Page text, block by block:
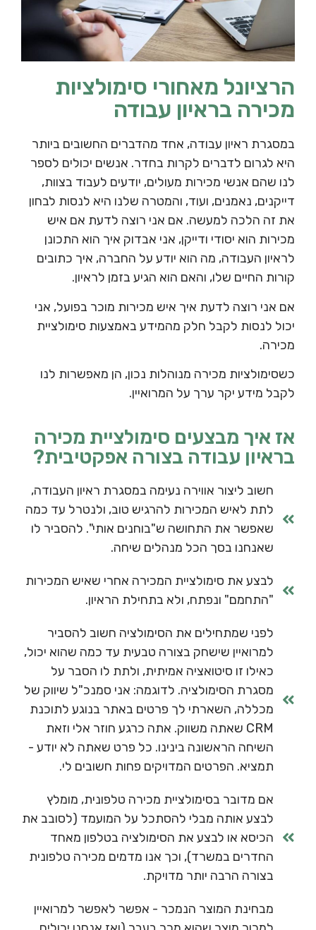
הרציונל מאחורי סימולציות
מכירה בראיון עבודה
במסגרת ראיון עבודה, אחד מהדברים החשובים ביותר
היא לגרום לדברים לקרות בחדר. אנשים יכולים לספר
לנו שהם אנשי מכירות מעולים, יודעים לעבוד בצוות,
דייקנים, נאמנים, ועוד, והמטרה שלנו היא לנסות לבחון
את זה הלכה למעשה. אם אני רוצה לדעת אם איש
מכירות הוא יסודי ודייקן, אני אבדוק איך הוא התכונן
לראיון העבודה, מה הוא יודע על החברה, איך כתובים
קורות החיים שלו, והאם הוא הגיע בזמן לראיון.
אם אני רוצה לדעת איך איש מכירות מוכר בפועל, אני
יכול לנסות לקבל חלק מהמידע באמצעות סימולציית
מכירה.
כשסימולציות מכירה מנוהלות נכון, הן מאפשרות לנו
לקבל מידע יקר ערך על המרואיין.
אז איך מבצעים סימולציית מכירה
בראיון עבודה בצורה אפקטיבית?
חשוב ליצור אווירה נעימה במסגרת ראיון העבודה,
לתת לאיש המכירות להרגיש טוב, ולנטרל עד כמה
שאפשר את התחושה ש"בוחנים אותי". להסביר לו
שאנחנו בסך הכל מנהלים שיחה.
לבצע את סימולציית המכירה אחרי שאיש המכירות
"התחמם" ונפתח, ולא בתחילת הראיון.
לפני שמתחילים את הסימולציה חשוב להסביר
למרואיין שישחק בצורה טבעית עד כמה שהוא יכול,
כאילו זו סיטואציה אמיתית, ולתת לו הסבר על
מסגרת הסימולציה. לדוגמה: אני סמנכ"ל שיווק של
מכללה, השארתי לך פרטים באתר בנוגע לתוכנת
CRM שאתה משווק. אתה כרגע חוזר אלי וזאת
השיחה הראשונה בינינו. כל פרט שאתה לא יודע -
תמציא. הפרטים המדויקים פחות חשובים לי.
אם מדובר בסימולציית מכירה טלפונית, מומלץ
לבצע אותה מבלי להסתכל על המועמד (לסובב את
הכיסא או לבצע את הסימולציה בטלפון מאחד
החדרים במשרד), וכך אנו מדמים מכירה טלפונית
בצורה הרבה יותר מדויקת.
מבחינת המוצר הנמכר - אפשר לאפשר למרואיין